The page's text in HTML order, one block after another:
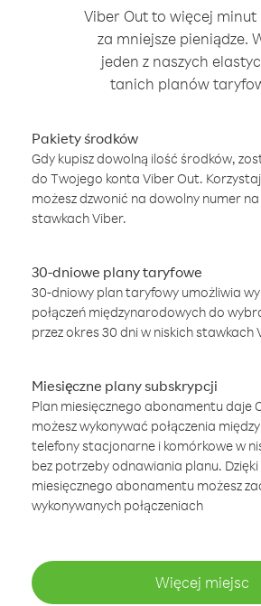
Viber Out to więcej minut
za mniejsze pieniądze.
jeden z naszych
tanich planów
Pakiety środków
Gdy kupisz dowolną ilość środków,
do Twojego konta Viber Out.
możesz dzwonić na dowolny numer
stawkach Viber.
30-dniowe plany taryfowe
30-dniowy plan taryfowy umożliwia
połączeń międzynarodowych do
przez okres 30 dni w niskich stawkach
Miesięczne plany subskrypcji
Plan miesięcznego abonamentu daje
możesz wykonywać połączenia
telefony stacjonarne i komórkowe w
bez potrzeby odnawiania planu.
miesięcznego abonamentu możesz
wykonywanych połączeniach
Więcej miejsc